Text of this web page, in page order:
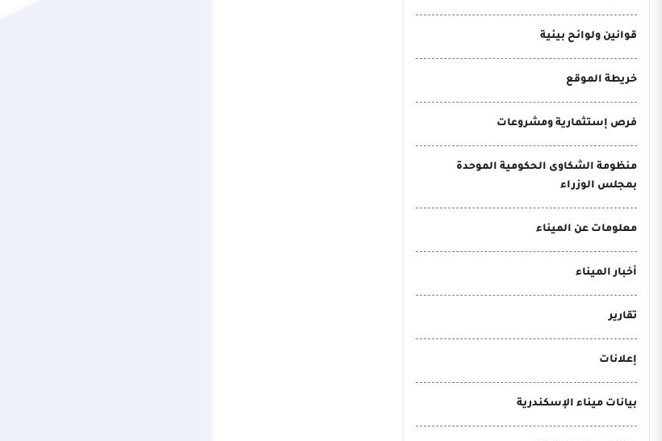
قوانين ولوائح بيئية
خريطة الموقع
فرص إستثمارية ومشروعات
منظومة الشكاوى الحكومية الموحدة
بمجلس الوزراء
معلومات عن الميناء
أخبار الميناء
تقارير
إعلانات
بيانات ميناء الإسكندرية